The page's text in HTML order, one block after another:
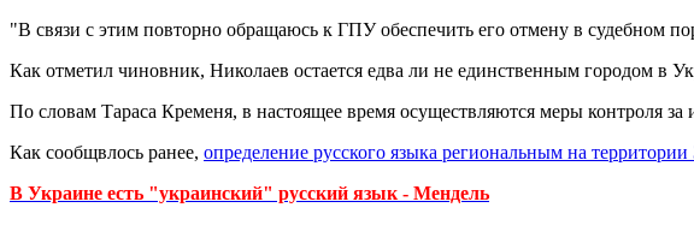
"В связи с этим повторно обращаюсь к ГПУ обеспечить его отмену в судебном
Как отметил чиновник, Николаев остается едва ли не единственным городом в
По словам Тараса Кременя, в настоящее время осуществляются меры контроля
Как сообщвлось ранее, определение русского языка региональным на
В Украине есть "украинский" русский язык - Мендель